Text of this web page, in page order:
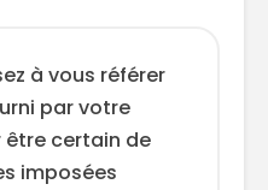
à vous référer
par votre
certain de
imposées